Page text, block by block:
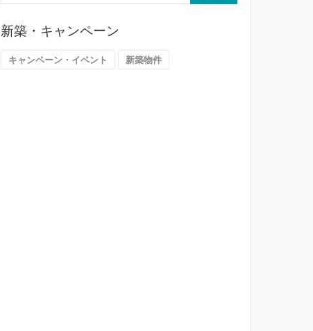
ら
探
す
（大
新築・キャンペーン
キャンペーン・イベント 新築物件